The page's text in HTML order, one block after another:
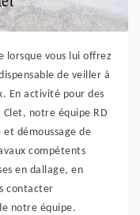
lorsque vous lui offrez
de veiller à
En activité pour des
notre équipe RD
et démoussage de
compétents
en dallage, en
contacter
notre équipe.